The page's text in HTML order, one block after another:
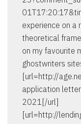
experience on a
theoretical
on my favourite
ghostwriters
[url=http://
application
2021[/url]
[url=http://